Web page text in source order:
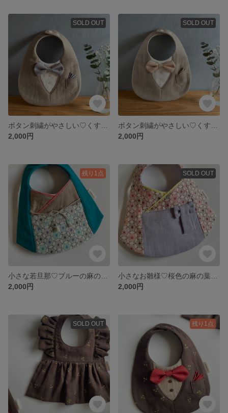
SOLD OUT
2,000円
SOLD OUT
2,000円
残り1点
2,000円
SOLD OUT
2,000円
SOLD OUT 残り1点